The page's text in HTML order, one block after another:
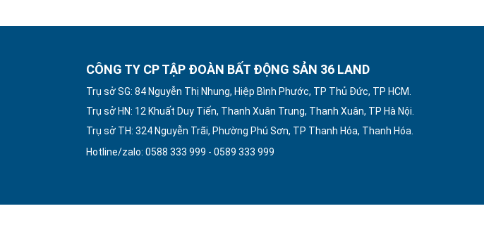
CÔNG TY CP TẬP ĐOÀN BẤT ĐỘNG SẢN 36 LAND
Trụ sở SG: 84 Nguyễn Thị Nhung, Hiệp Bình Phước, TP Thủ Đức, TP HCM.
Trụ sở HN: 12 Khuất Duy Tiến, Thanh Xuân Trung, Thanh Xuân, TP Hà Nội.
Trụ sở TH: 324 Nguyễn Trãi, Phường Phú Sơn, TP Thanh Hóa, Thanh Hóa.
Hotline/zalo: 0588 333 999 - 0589 333 999